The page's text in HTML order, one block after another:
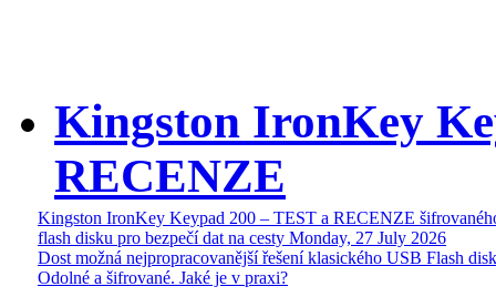
Kingston IronKey
RECENZE
Kingston IronKey Keypad 200 – TEST a RECENZE
flash disku pro bezpečí dat na cesty Monday, 27 July 2026
Dost možná nejpropracovanější řešení klasického USB Flash
Odolné a šifrované. Jaké je v praxi?